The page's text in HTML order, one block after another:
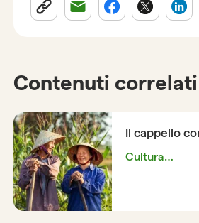
Contenuti correlati
Il cappello
Cultura